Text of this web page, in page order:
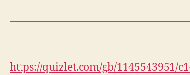
https://quizlet.com/gb/1145543951/